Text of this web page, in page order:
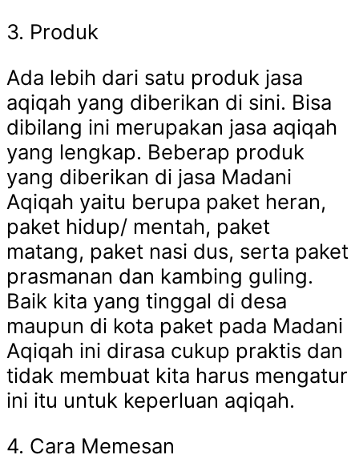
3. Produk
Ada lebih dari satu produk jasa
aqiqah yang diberikan di sini. Bisa
dibilang ini merupakan jasa aqiqah
yang lengkap. Beberap produk
yang diberikan di jasa Madani
Aqiqah yaitu berupa paket heran,
paket hidup/ mentah, paket
matang, paket nasi dus, serta paket
prasmanan dan kambing guling.
Baik kita yang tinggal di desa
maupun di kota paket pada Madani
Aqiqah ini dirasa cukup praktis dan
tidak membuat kita harus mengatur
ini itu untuk keperluan aqiqah.
4. Cara Memesan